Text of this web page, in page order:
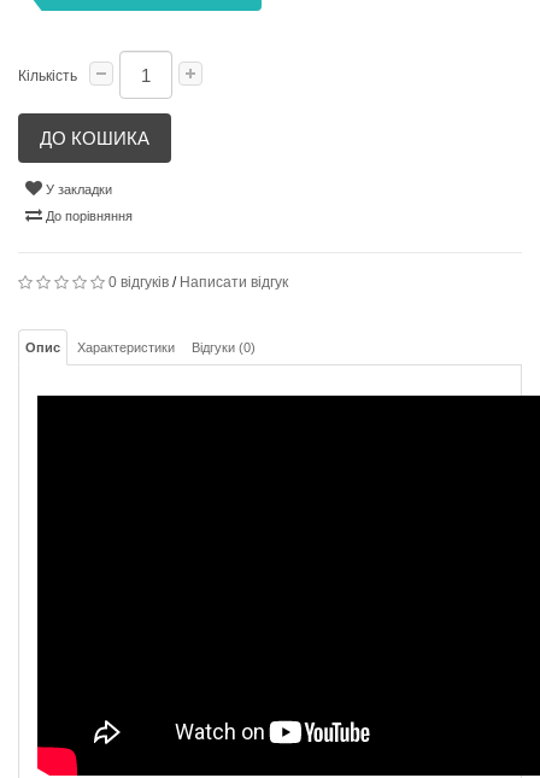
Кількість
ДО КОШИКА
У закладки
До порівняння
0 відгуків / Написати відгук
Опис Характеристики Відгуки (0)